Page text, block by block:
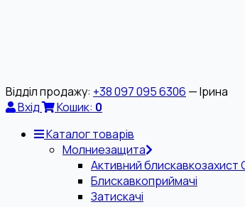
Відділ продажу: +38 097 095 6306 — Ірина
Вхід
Кошик: 0
Каталог товарів
Молниезащита
Активний блискавкозахист
Блискавкоприймачі
Затискачі